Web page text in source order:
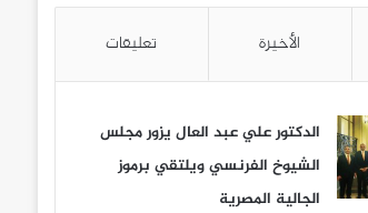
الأخيرة تعليقات
الدكتور علي عبد العال يزور مجلس
الشيوخ الفرنسي ويلتقي برموز
الجالية المصرية